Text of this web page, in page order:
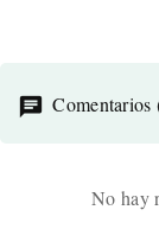
Comentarios
No hay